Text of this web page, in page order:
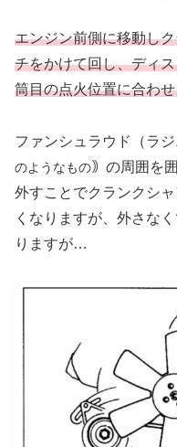
エンジン前側に移動し
チをかけて回し、ディ
筒目の点火位置に合わ
ファンシュラウド（ラ
のようなもの｠の周囲を
外すことでクランクシ
くなりますが、外さな
りますが…